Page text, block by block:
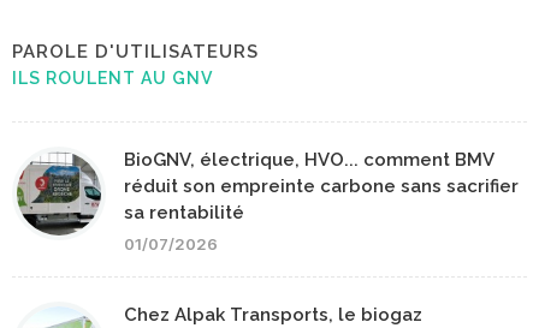
PAROLE D'UTILISATEURS
ILS ROULENT AU GNV
BioGNV, électrique, HVO... comment BMV
réduit son empreinte carbone sans sacrifier
sa rentabilité
01/07/2026
Chez Alpak Transports, le biogaz